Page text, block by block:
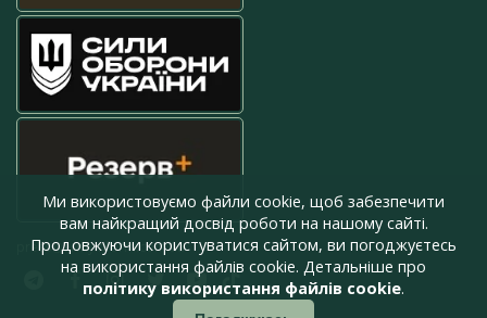
press@armyinform.com.ua
Ми використовуємо файли cookie, щоб забезпечити
вам найкращий досвід роботи на нашому сайті.
Продовжуючи користуватися сайтом, ви погоджуєтесь
на використання файлів cookie. Детальніше про
політику використання файлів cookie.